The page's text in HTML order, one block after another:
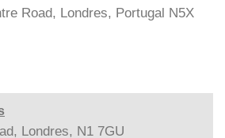
Road, Londres, Portugal N5X
Londres, N1 7GU